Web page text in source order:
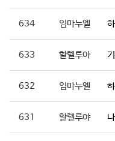
634 임마누엘
633 할렐루야
632 임마누엘
631 할렐루야